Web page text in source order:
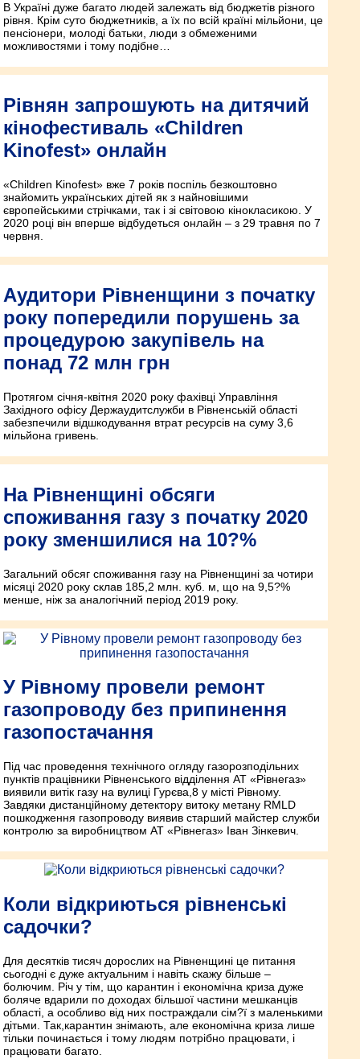
В Україні дуже багато людей залежать від бюджетів різного
рівня. Крім суто бюджетників, а їх по всій країні мільйони, це
пенсіонери, молоді батьки, люди з обмеженими
можливостями і тому подібне…
Рівнян запрошують на дитячий
кінофестиваль «Children
Kinofest» онлайн
«Children Kinofest» вже 7 років поспіль безкоштовно
знайомить українських дітей як з найновішими
європейськими стрічками, так і зі світовою кінокласикою. У
2020 році він вперше відбудеться онлайн – з 29 травня по 7
червня.
Аудитори Рівненщини з початку
року попередили порушень за
процедурою закупівель на
понад 72 млн грн
Протягом січня-квітня 2020 року фахівці Управління
Західного офісу Держаудитслужби в Рівненській області
забезпечили відшкодування втрат ресурсів на суму 3,6
мільйона гривень.
На Рівненщині обсяги
споживання газу з початку 2020
року зменшилися на 10?%
Загальний обсяг споживання газу на Рівненщині за чотири
місяці 2020 року склав 185,2 млн. куб. м, що на 9,5?%
менше, ніж за аналогічний період 2019 року.
У Рівному провели ремонт
газопроводу без припинення
газопостачання
Під час проведення технічного огляду газорозподільних
пунктів працівники Рівненського відділення АТ «Рівнегаз»
виявили витік газу на вулиці Гурєва,8 у місті Рівному.
Завдяки дистанційному детектору витоку метану RMLD
пошкодження газопроводу виявив старший майстер служби
контролю за виробництвом АТ «Рівнегаз» Іван Зінкевич.
Коли відкриються рівненські
садочки?
Для десятків тисяч дорослих на Рівненщині це питання
сьогодні є дуже актуальним і навіть скажу більше –
болючим. Річ у тім, що карантин і економічна криза дуже
боляче вдарили по доходах більшої частини мешканців
області, а особливо від них постраждали сім?ї з маленькими
дітьми. Так,карантин знімають, але економічна криза лише
тільки починається і тому людям потрібно працювати, і
працювати багато.